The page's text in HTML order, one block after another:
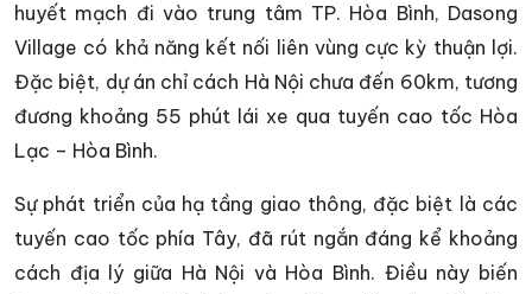
huyết mạch đi vào trung tâm TP. Hòa Bình, Dasong
Village có khả năng kết nối liên vùng cực kỳ thuận lợi.
Đặc biệt, dự án chỉ cách Hà Nội chưa đến 60km, tương
đương khoảng 55 phút lái xe qua tuyến cao tốc Hòa
Lạc – Hòa Bình.
Sự phát triển của hạ tầng giao thông, đặc biệt là các
tuyến cao tốc phía Tây, đã rút ngắn đáng kể khoảng
cách địa lý giữa Hà Nội và Hòa Bình. Điều này biến